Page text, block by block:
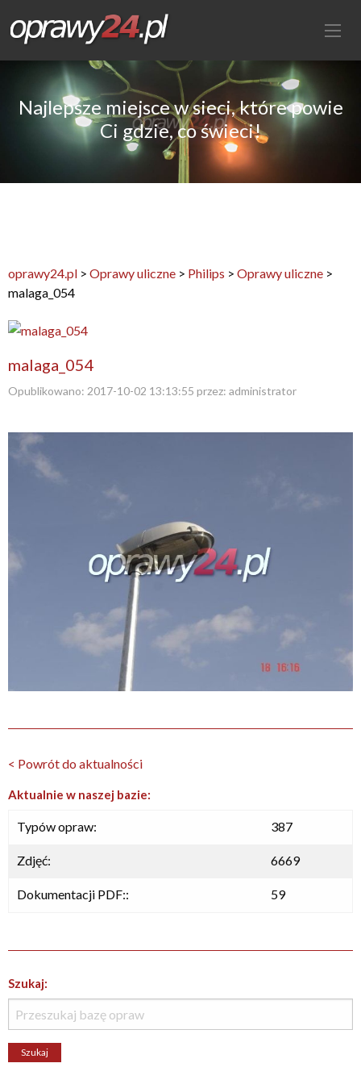
Najlepsze miejsce w sieci, które powie
Ci gdzie, co świeci!
oprawy24.pl > Oprawy uliczne > Philips > Oprawy uliczne >
malaga_054
malaga_054
Opublikowano: 2017-10-02 13:13:55 przez: administrator
< Powrót do aktualności
Aktualnie w naszej bazie:
Typów opraw: 387
Zdjęć: 6669
Dokumentacji PDF:: 59
Szukaj: